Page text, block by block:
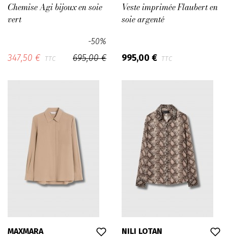
Chemise Agi bijoux en soie
vert
695,00 €
-50%
347,50 € TTC
Veste imprimée Flaubert en
soie argenté
995,00 € TTC
MAXMARA NILI LOTAN